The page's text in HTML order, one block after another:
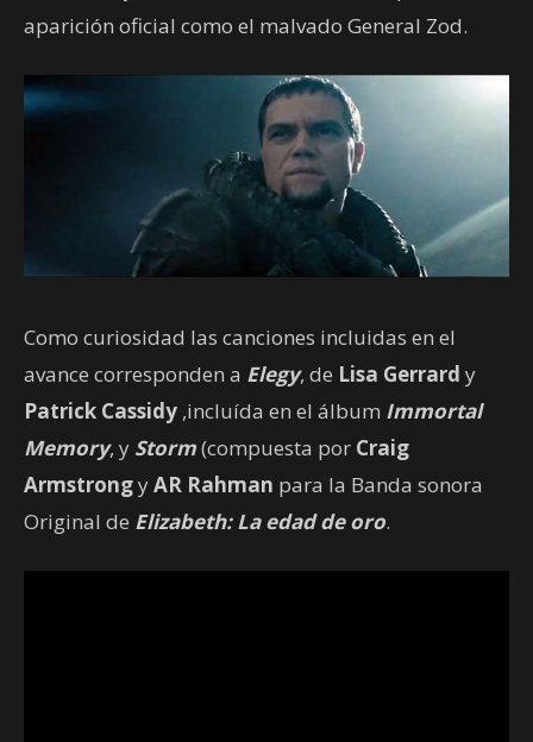
aparición oficial como el malvado General Zod.
Como curiosidad las canciones incluidas en el
avance corresponden a Elegy, de Lisa Gerrard y
Patrick Cassidy ,incluída en el álbum Immortal
Memory, y Storm(compuesta por Craig
ArmstrongyAR Rahman para la Banda sonora
Original de Elizabeth: La edad de oro.